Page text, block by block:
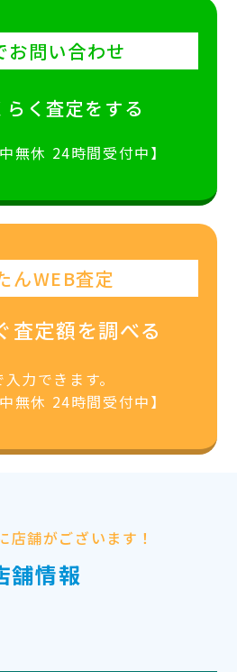
お問い合わせ
らく査定をする
無休 24時間受付中】
んWEB査定
査定額を調べる
力できます。
無休 24時間受付中】
店舗がございます！
舗情報